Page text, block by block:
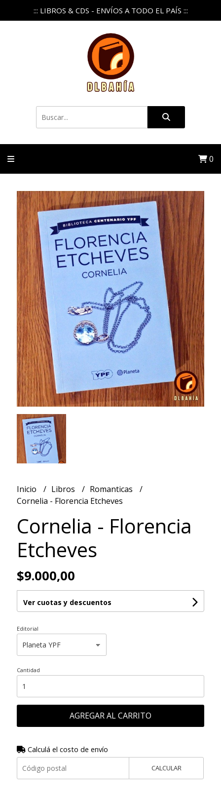
::: LIBROS & CDS - ENVÍOS A TODO EL PAÍS :::
0
Inicio Libros
Romanticas
Cornelia - Florencia Etcheves
Cornelia - Florencia
Etcheves
$9.000,00
Ver cuotas y descuentos
Editorial
Cantidad
AGREGAR AL CARRITO
Calculá el costo de envío
CALCULAR